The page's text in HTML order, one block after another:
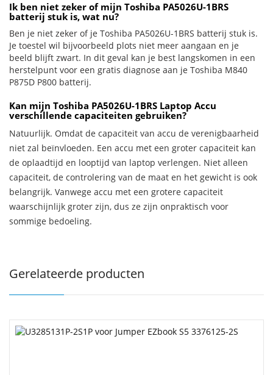
Ik ben niet zeker of mijn Toshiba PA5026U-1BRS
batterij stuk is, wat nu?
Ben je niet zeker of je Toshiba PA5026U-1BRS batterij stuk is.
Je toestel wil bijvoorbeeld plots niet meer aangaan en je
beeld blijft zwart. In dit geval kan je best langskomen in een
herstelpunt voor een gratis diagnose aan je Toshiba M840
P875D P800 batterij.
Kan mijn Toshiba PA5026U-1BRS Laptop Accu
verschillende capaciteiten gebruiken?
Natuurlijk. Omdat de capaciteit van accu de verenigbaarheid
niet zal beïnvloeden. Een accu met een groter capaciteit kan
de oplaadtijd en looptijd van laptop verlengen. Niet alleen
capaciteit, de controlering van de maat en het gewicht is ook
belangrijk. Vanwege accu met een grotere capaciteit
waarschijnlijk groter zijn, dus ze zijn onpraktisch voor
sommige bedoeling.
Gerelateerde producten